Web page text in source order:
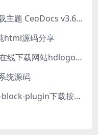
WordPress各类素材网站下载主题 CeoDocs v3.6 去授权版
html源码分享
免费的全球矢量 logo，素材在线下载网站hdlogo.com
统源码
WordPress插件 Download-block-plugin下载按钮图标美化